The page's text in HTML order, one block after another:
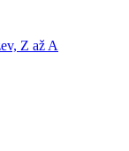
Z až A